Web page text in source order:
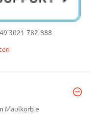
3021-782-888
Maulkorb e